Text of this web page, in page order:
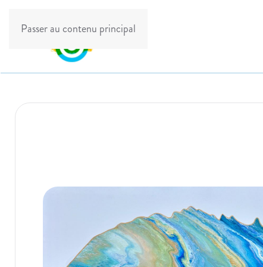
Passer au contenu principal